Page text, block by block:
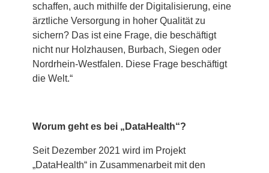
schaffen, auch mithilfe der Digitalisierung, eine
ärztliche Versorgung in hoher Qualität zu
sichern? Das ist eine Frage, die beschäftigt
nicht nur Holzhausen, Burbach, Siegen oder
Nordrhein-Westfalen. Diese Frage beschäftigt
die Welt.“
Worum geht es bei „DataHealth“?
Seit Dezember 2021 wird im Projekt
„DataHealth“ in Zusammenarbeit mit den